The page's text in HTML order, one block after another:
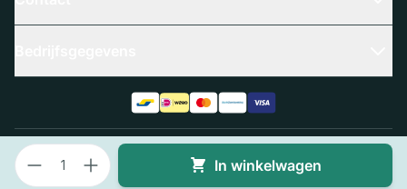
Aantal
In winkelwagen
Algemene voorwaarden
© 2025 Slangenboer